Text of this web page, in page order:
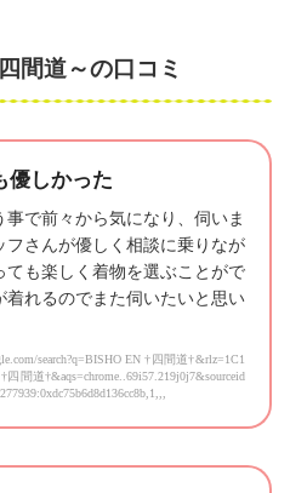
間道～の口コミ
優しかった
で前々から気になり、伺いま
フさんが優しく相談に乗りなが
ても楽しく着物を選ぶことがで
着れるのでまた伺いたいと思い
search?q=BISHO EN †四間道†&rlz=1C1
四間道†&aqs=chrome..69i57.219j0j7&sourceid